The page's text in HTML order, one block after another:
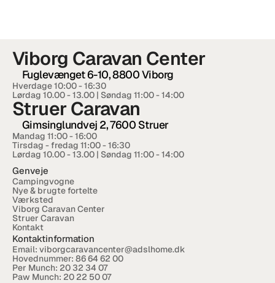
Careers
Docs
About
Join
Experts
Viborg Caravan Center
Fuglevænget 6-10, 8800 Viborg
Hverdage 10:00 - 16:30
Lørdag 10.00 - 13.00 | Søndag 11:00 - 14:00
Struer Caravan
Gimsinglundvej 2, 7600 Struer
Mandag 11:00 - 16:00
Tirsdag - fredag 11:00 - 16:30
Lørdag 10.00 - 13.00 | Søndag 11:00 - 14:00
Genveje
Campingvogne
Nye & brugte fortelte
Værksted
Viborg Caravan Center
Struer Caravan
Kontakt
Kontaktinformation
Email: viborgcaravancenter@adslhome.dk
Hovednummer: 86 64 62 00
Per Munch: 20 32 34 07
Paw Munch: 20 22 50 07